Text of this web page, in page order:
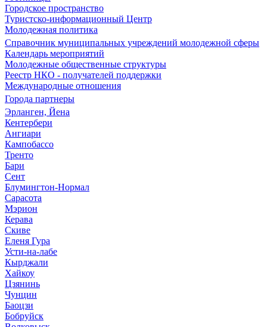
Городское пространство
Туристско-информационный Центр
Молодежная политика
Справочник муниципальных учреждений молодежной сферы
Календарь мероприятий
Молодежные общественные структуры
Реестр НКО - получателей поддержки
Международные отношения
Города партнеры
Эрланген, Йена
Кентербери
Ангиари
Кампобассо
Тренто
Бари
Сент
Блумингтон-Нормал
Сарасота
Мэрион
Керава
Скиве
Еленя Гура
Усти-на-лабе
Кырджали
Хайкоу
Цзянинь
Чунцин
Баоцзи
Бобруйск